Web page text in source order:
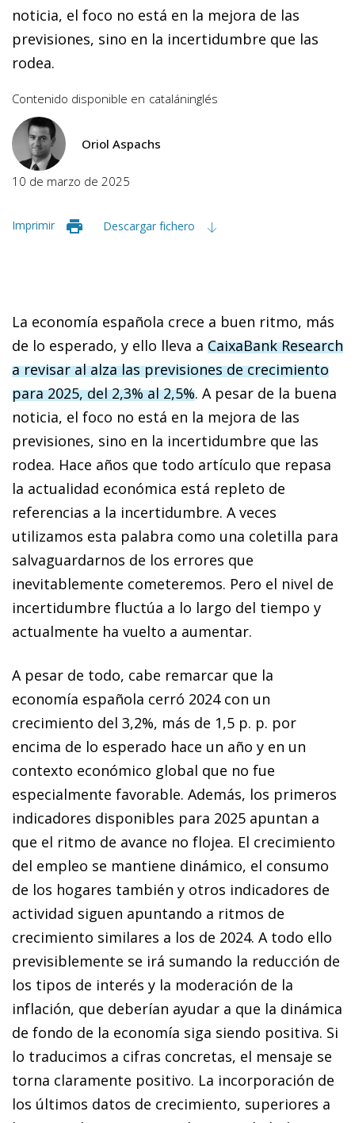
noticia, el foco no está en la mejora de las
previsiones, sino en la incertidumbre que las
rodea.
Contenido disponible en cataláninglés
Oriol Aspachs
10 de marzo de 2025
Imprimir Descargar fichero
La economía española crece a buen ritmo, más
de lo esperado, y ello lleva a CaixaBank Research
a revisar al alza las previsiones de crecimiento
para 2025, del 2,3% al 2,5%. A pesar de la buena
noticia, el foco no está en la mejora de las
previsiones, sino en la incertidumbre que las
rodea. Hace años que todo artículo que repasa
la actualidad económica está repleto de
referencias a la incertidumbre. A veces
utilizamos esta palabra como una coletilla para
salvaguardarnos de los errores que
inevitablemente cometeremos. Pero el nivel de
incertidumbre fluctúa a lo largo del tiempo y
actualmente ha vuelto a aumentar.
A pesar de todo, cabe remarcar que la
economía española cerró 2024 con un
crecimiento del 3,2%, más de 1,5 p. p. por
encima de lo esperado hace un año y en un
contexto económico global que no fue
especialmente favorable. Además, los primeros
indicadores disponibles para 2025 apuntan a
que el ritmo de avance no flojea. El crecimiento
del empleo se mantiene dinámico, el consumo
de los hogares también y otros indicadores de
actividad siguen apuntando a ritmos de
crecimiento similares a los de 2024. A todo ello
previsiblemente se irá sumando la reducción de
los tipos de interés y la moderación de la
inflación, que deberían ayudar a que la dinámica
de fondo de la economía siga siendo positiva. Si
lo traducimos a cifras concretas, el mensaje se
torna claramente positivo. La incorporación de
los últimos datos de crecimiento, superiores a